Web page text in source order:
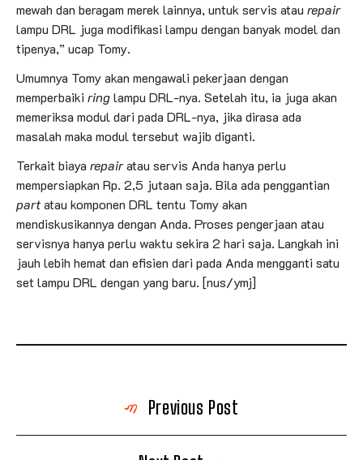
mewah dan beragam merek lainnya, untuk servis atau repair
lampu DRL juga modifikasi lampu dengan banyak model dan
tipenya,” ucap Tomy.
Umumnya Tomy akan mengawali pekerjaan dengan
memperbaiki ringlampu DRL-nya. Setelah itu, ia juga akan
memeriksa modul dari pada DRL-nya, jika dirasa ada
masalah maka modul tersebut wajib diganti.
Terkait biaya repairatau servis Anda hanya perlu
mempersiapkan Rp. 2,5 jutaan saja. Bila ada penggantian
partatau komponen DRL tentu Tomy akan
mendiskusikannya dengan Anda. Proses pengerjaan atau
servisnya hanya perlu waktu sekira 2 hari saja. Langkah ini
jauh lebih hemat dan efisien dari pada Anda mengganti satu
set lampu DRL dengan yang baru. [nus/ymj]
Previous Post